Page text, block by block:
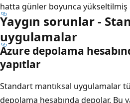
hatta günler boyunca yükseltilmiş
Yaygın sorunlar -
uygulamalar
Azure depolama
yapıtlar
Standart mantıksal uygulamalar
depolama hesabında depolar. Bu